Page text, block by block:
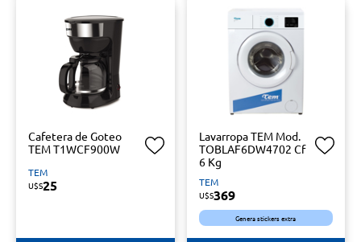
Cafetera de Goteo
TEM T1WCF900W
TEM
U$S25
Lavarropa TEM Mod.
TOBLAF6DW4702 Cf
6 Kg
TEM
U$S369
Genera stickers extra